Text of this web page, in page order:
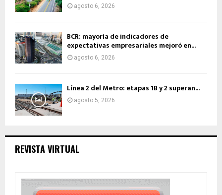
agosto 6, 2026
BCR: mayoría de indicadores de
expectativas empresariales mejoró en...
agosto 6, 2026
Línea 2 del Metro: etapas 1B y 2 superan...
agosto 5, 2026
REVISTA VIRTUAL